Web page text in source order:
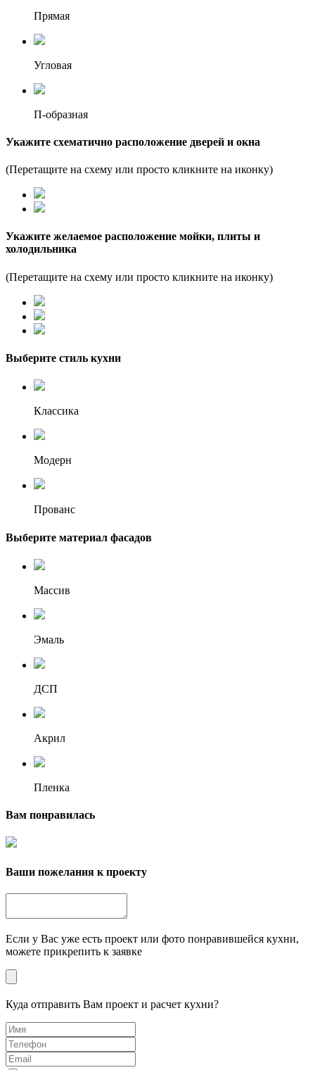
Прямая
Угловая
П-образная
Укажите схематично расположение дверей и окна
(Перетащите на схему или просто кликните на иконку)
Укажите желаемое расположение мойки, плиты и
холодильника
(Перетащите на схему или просто кликните на иконку)
Выберите стиль кухни
Классика
Модерн
Прованс
Выберите материал фасадов
Массив
Эмаль
ДСП
Акрил
Пленка
Вам понравилась
Ваши пожелания к проекту
Если у Вас уже есть проект или фото понравившейся кухни,
можете прикрепить к заявке
Куда отправить Вам проект и расчет кухни?